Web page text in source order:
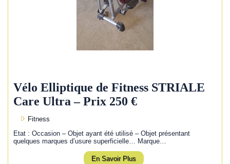
Vélo Elliptique de Fitness STRIALE
Care Ultra – Prix 250 €
Fitness
Etat : Occasion – Objet ayant été utilisé – Objet présentant
quelques marques d’usure superficielle… Marque…
En Savoir Plus